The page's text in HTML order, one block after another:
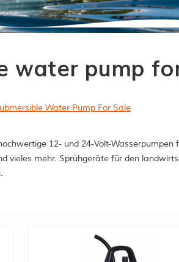
water pump
Water Pump For Sale
12- und 24-Volt-
vieles mehr. Sprühgeräte für den